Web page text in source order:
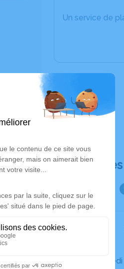
Un service de
Déroulé
Le